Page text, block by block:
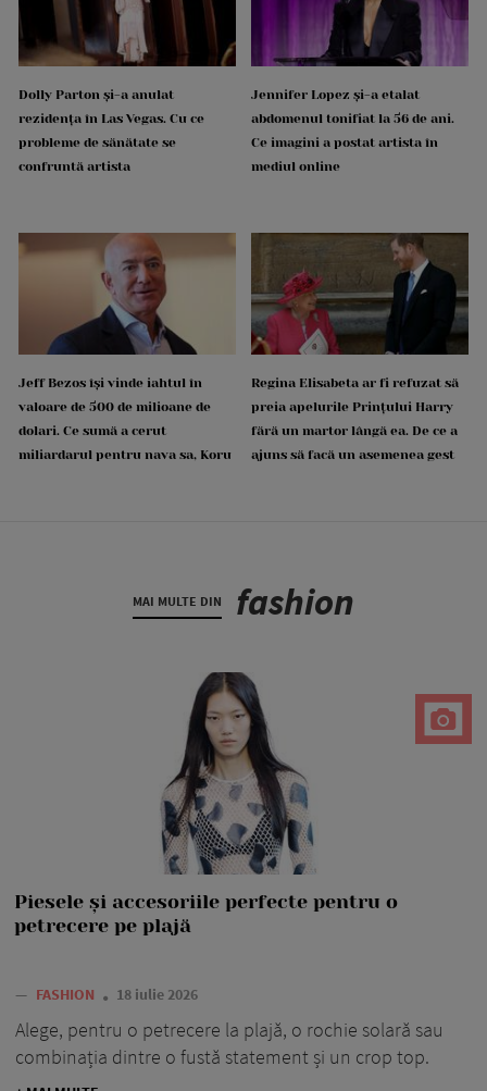
Dolly Parton și-a anulat
rezidența în Las Vegas. Cu ce
probleme de sănătate se
confruntă artista
Jennifer Lopez și-a etalat
abdomenul tonifiat la 56 de ani.
Ce imagini a postat artista în
mediul online
Jeff Bezos își vinde iahtul în
valoare de 500 de milioane de
dolari. Ce sumă a cerut
miliardarul pentru nava sa, Koru
Regina Elisabeta ar fi refuzat să
preia apelurile Prințului Harry
fără un martor lângă ea. De ce a
ajuns să facă un asemenea gest
MAI MULTE DIN fashion
Piesele și accesoriile perfecte pentru o
petrecere pe plajă
— FASHION 18 iulie 2026
Alege, pentru o petrecere la plajă, o rochie solară sau
combinația dintre o fustă statement și un crop top.